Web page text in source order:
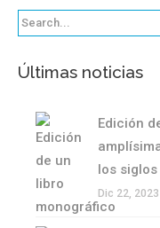
Últimas noticias
Edición
los siglos
Dic 22, 2023